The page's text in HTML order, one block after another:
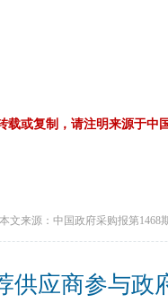
载或复制，请注明来源于
本文来源：中国政府采购报第1468
供应商参与政